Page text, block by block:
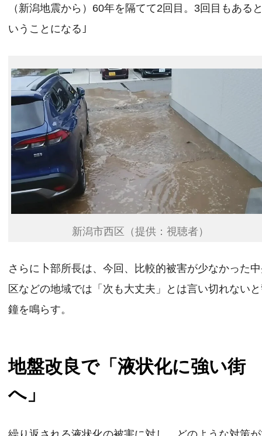
（新潟地震から）60年を隔てて2回目。3回目もある
いうことになる｣
新潟市西区（提供：視聴者）
さらに卜部所長は、今回、比較的被害が少なかった
区などの地域では「次も大丈夫」とは言い切れない
鐘を鳴らす。
地盤改良で「液状化に強い街
へ」